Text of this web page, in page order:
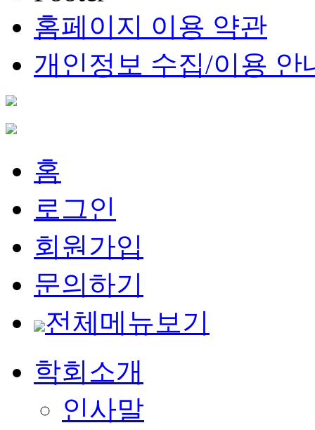
홈페이지 이용 약관
개인정보 수집/이용 안
홈
로그인
회원가입
문의하기
전체메뉴보기
학회소개
인사말